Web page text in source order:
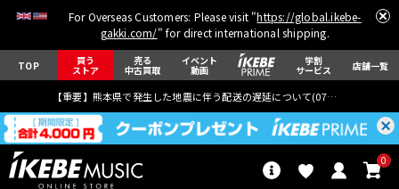
For Overseas Customers: Please visit "https://global.ikebe-
gakki.com/" for direct international shipping.
TOP 買う
ストア
売る
中古買取
イベント
動画
学割
サービス 店舗一覧
【重要】熊本県で発生した地震に伴う配送の遅延について(07月29日
0